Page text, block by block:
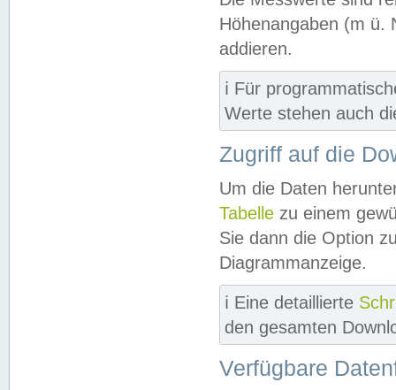
Höhenangaben (m ü.
addieren.
ℹ️ Für
Werte stehen auch
Zugriff auf die
Um die Daten
Tabelle zu einem
Sie dann die Option
Diagrammanzeige.
ℹ️ Eine detaillierte
den gesamten
Verfügbare